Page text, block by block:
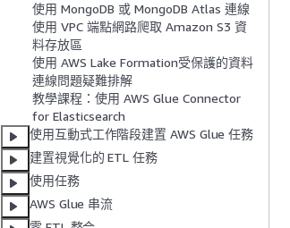
使用 MongoDB 或 MongoDB Atlas 連線
使用 VPC 端點網路爬取 Amazon S3 資
料存放區
使用 AWS Lake Formation受保護的資料
連線問題疑難排解
教學課程：使用 AWS Glue Connector
for Elasticsearch
使用互動式工作階段建置 AWS Glue 任務
建置視覺化的 ETL 任務
使用任務
AWS Glue 串流